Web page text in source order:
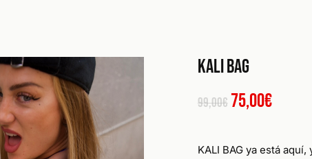
Kali Bag
99,00€ El
original
75,00€El
KALI BAGya está aquí,